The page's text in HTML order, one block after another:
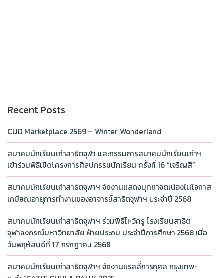
Recent Posts
CUD Marketplace 2569 – Winter Wonderland
สมาคมนักเรียนเก่าสาธิตจุฬา และกรรมการสมาคมนักเรียนเก่าฯ
เข้าร่วมพิธีเปิดโครงการศิลปกรรมนักเรียน ครั้งที่ 16 “เจริญสี”
สมาคมนักเรียนเก่าสาธิตจุฬาฯ จัดงานแสดงมุทิตาจิตเนื่องในโอกาส
เกษียณอายุการทำงานของอาจารย์สาธิตจุฬาฯ ประจำปี 2568
สมาคมนักเรียนเก่าสาธิตจุฬาฯ ร่วมพิธีไหว้ครู โรงเรียนสาธิต
จุฬาลงกรณ์มหาวิทยาลัย ฝ่ายประถม ประจำปีการศึกษา 2568 เมื่อ
วันพฤหัสบดีที่ 17 กรกฎาคม 2568
สมาคมนักเรียนเก่าสาธิตจุฬาฯ จัดงานแรลลี่การกุศล กรุงเทพ-